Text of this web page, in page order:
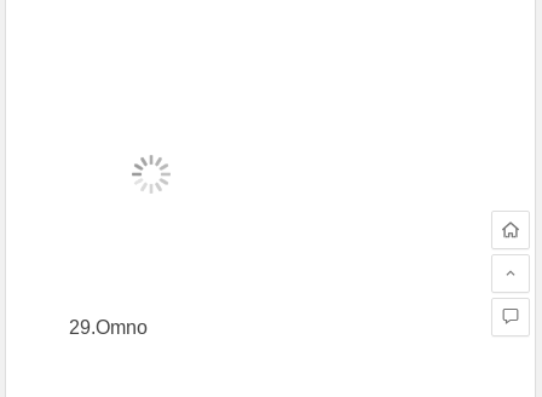
29.Omno